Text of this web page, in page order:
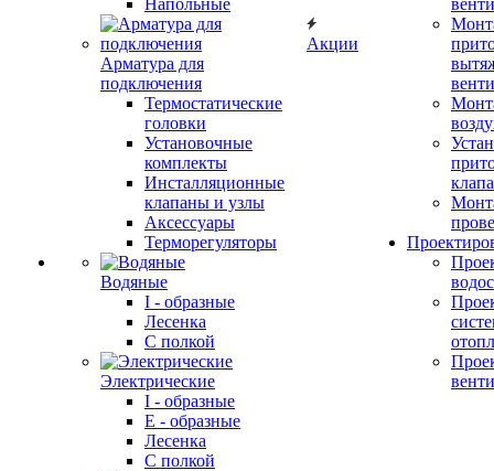
Напольные
Арматура для
подключения
Термостатические
головки
Установочные
комплекты
Инсталляционные
клапаны и узлы
Аксессуары
Терморегуляторы
Водяные
I - образные
Лесенка
С полкой
Электрические
I - образные
E - образные
Лесенка
С полкой
Акции